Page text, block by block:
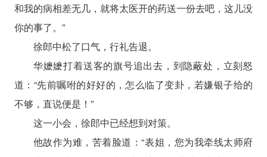
和我的病相差无几，就将太医开的药送一份去吧，这儿没
你的事了。”
徐郎中松了口气，行礼告退。
华嬷嬷打着送客的旗号追出去，到隐蔽处，立刻怒
道：“先前嘱咐的好好的，怎么临了变卦，若嫌银子给的
不够，直说便是！”
这一小会，徐郎中已经想到对策。
他故作为难，苦着脸道：“表姐，您为我牵线太师府